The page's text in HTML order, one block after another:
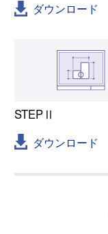
ダウンロード
STEPⅡ
ダウンロード